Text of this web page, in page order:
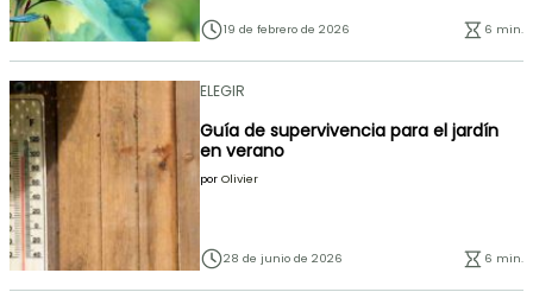
19 de febrero de 2026 6 min.
ELEGIR
Guía de supervivencia para el jardín
en verano
por Olivier
28 de junio de 2026 6 min.